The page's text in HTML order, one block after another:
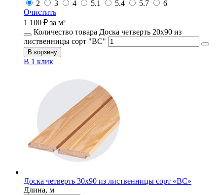
2 3 4 5.1 5.4 5.7
6
Очистить
1 100 ₽ за м²
Количество товара Доска четверть 20х90 из
лиственницы сорт "ВС"
В корзину
В 1 клик
Доска четверть 30х90 из лиственницы сорт «ВС»
Длина, м